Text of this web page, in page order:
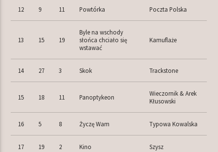
12 9 11 Powtórka Poczta Polska
13 15 19
Byle na wschody
słońca chciało się
wstawać
Kamuflaże
14 27 3 Skok Trackstone
15 18 11 Panoptykeon
Wieczornik & Arek
Kłusowski
16 5 8 Życzę Wam Typowa Kowalska
17 19 2 Kino Szysz